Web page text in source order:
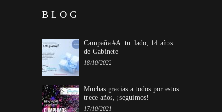
BLOG
Campaña #A_tu_lado, 14 años
de Gabinete
18/10/2022
Muchas gracias a todos por estos
trece años, ¡seguimos!
17/10/2021